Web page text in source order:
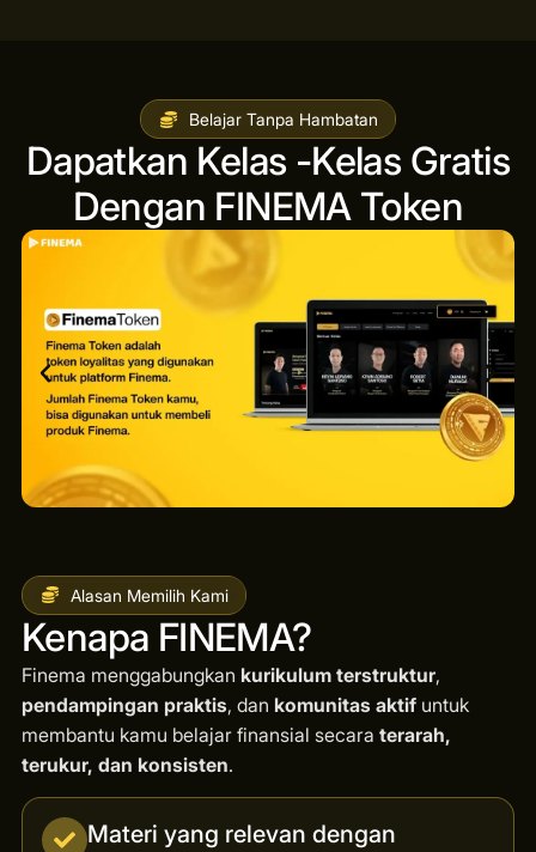
Belajar Tanpa Hambatan
Dapatkan Kelas -Kelas Gratis
Dengan FINEMA Token
Alasan Memilih Kami
Kenapa FINEMA?
Finema menggabungkan kurikulum terstruktur,
pendampingan praktis, dan komunitas aktifuntuk
membantu kamu belajar finansial secara terarah,
terukur, dan konsisten.
Materi yang relevan dengan